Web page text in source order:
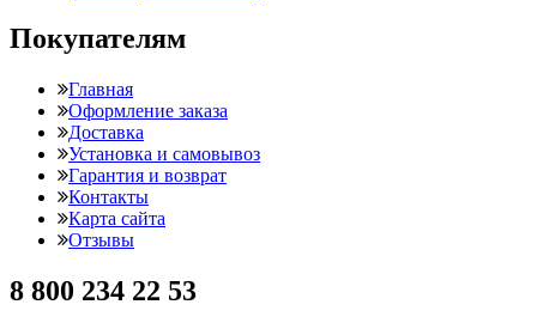
Покупателям
Главная
Оформление заказа
Доставка
Установка и самовывоз
Гарантия и возврат
Контакты
Карта сайта
Отзывы
8 800 234 22 53